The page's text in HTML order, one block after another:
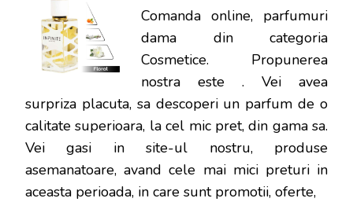
Comanda online, parfumuri
dama din categoria
Cosmetice. Propunerea
nostra este . Vei avea
surpriza placuta, sa descoperi un parfum de o
calitate superioara, la cel mic pret, din gama sa.
Vei gasi in site-ul nostru, produse
asemanatoare, avand cele mai mici preturi in
aceasta perioada, in care sunt promotii, oferte,